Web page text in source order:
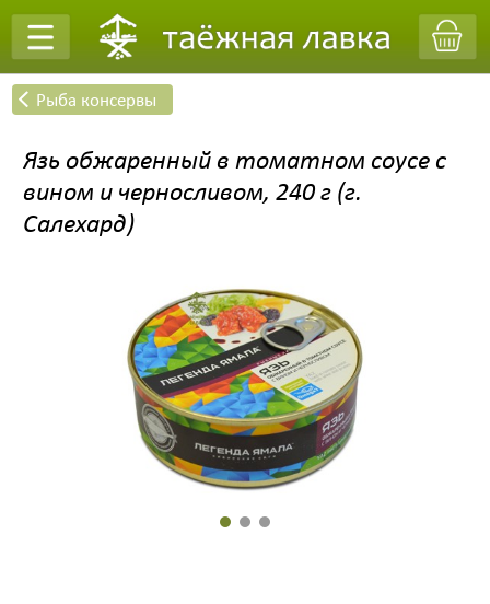
Рыба консервы
Язь обжаренный в томатном соусе с
вином и черносливом, 240 г (г.
Салехард)